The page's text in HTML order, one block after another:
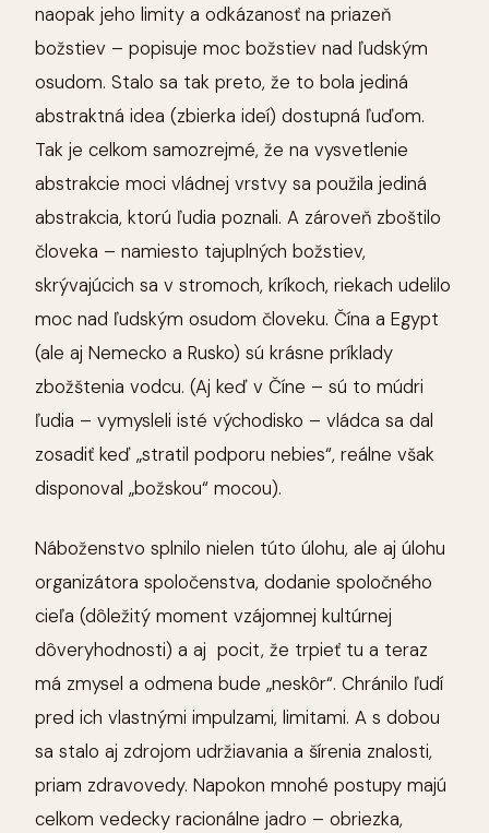
naopak jeho limity a odkázanosť na priazeň
božstiev – popisuje moc božstiev nad ľudským
osudom. Stalo sa tak preto, že to bola jediná
abstraktná idea (zbierka ideí) dostupná ľuďom.
Tak je celkom samozrejmé, že na vysvetlenie
abstrakcie moci vládnej vrstvy sa použila jediná
abstrakcia, ktorú ľudia poznali. A zároveň zboštilo
človeka – namiesto tajuplných božstiev,
skrývajúcich sa v stromoch, kríkoch, riekach udelilo
moc nad ľudským osudom človeku. Čína a Egypt
(ale aj Nemecko a Rusko) sú krásne príklady
zbožštenia vodcu. (Aj keď v Číne – sú to múdri
ľudia – vymysleli isté východisko – vládca sa dal
zosadiť keď „stratil podporu nebies“, reálne však
disponoval „božskou“ mocou).
Náboženstvo splnilo nielen túto úlohu, ale aj úlohu
organizátora spoločenstva, dodanie spoločného
cieľa (dôležitý moment vzájomnej kultúrnej
dôveryhodnosti) a aj pocit, že trpieť tu a teraz
má zmysel a odmena bude „neskôr“. Chránilo ľudí
pred ich vlastnými impulzami, limitami. A s dobou
sa stalo aj zdrojom udržiavania a šírenia znalosti,
priam zdravovedy. Napokon mnohé postupy majú
celkom vedecky racionálne jadro – obriezka,